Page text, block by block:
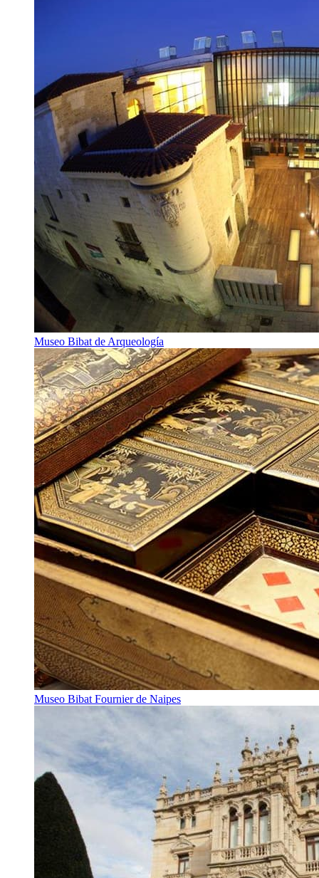
Museo Bibat de Arqueología
Museo Bibat Fournier de Naipes